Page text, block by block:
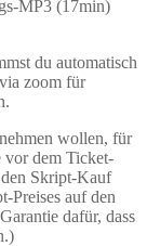
MP3 (17min)
du automatisch
zoom für
wollen, für
vor dem Ticket-
Skript-Kauf
Preises auf den
dafür, dass